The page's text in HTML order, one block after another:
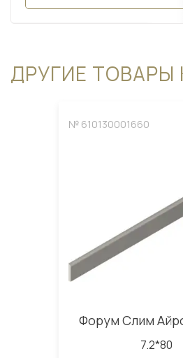
ДРУГИЕ
№ 610130001660
Форум Слим
7.2*80